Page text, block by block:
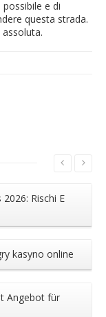
e di
questa strada.
Rischi E
kasyno online
Angebot für